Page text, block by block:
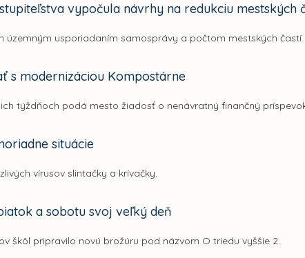
vypočula návrhy na redukciu mestských
územným usporiadaním samosprávy a počtom mestských častí.
s modernizáciou Kompostárne
týždňoch podá mesto žiadosť o nenávratný finančný
situácie
vírusov slintačky a krívačky.
a sobotu svoj veľký deň
škôl pripravilo novú brožúru pod názvom O triedu vyššie 2.